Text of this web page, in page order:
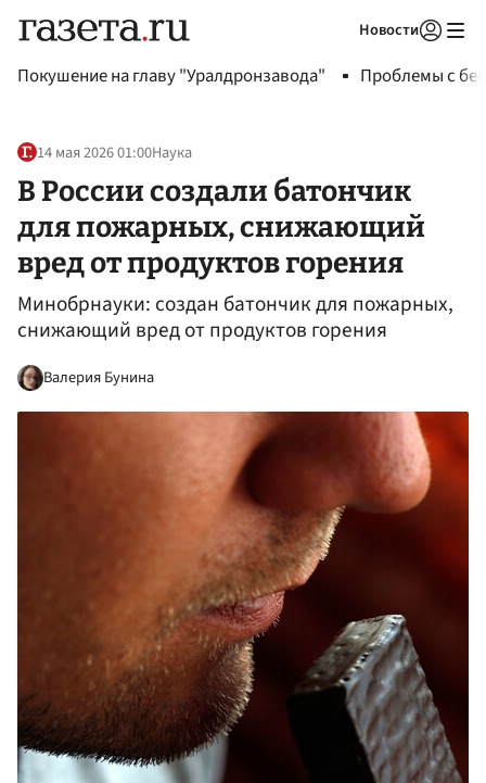
Новости
Покушение на главу "Уралдронзавода" Проблемы с
14 мая 2026 01:00Наука
В России создали батончик
для пожарных, снижающий
вред от продуктов горения
Минобрнауки: создан батончик для пожарных,
снижающий вред от продуктов горения
Валерия Бунина